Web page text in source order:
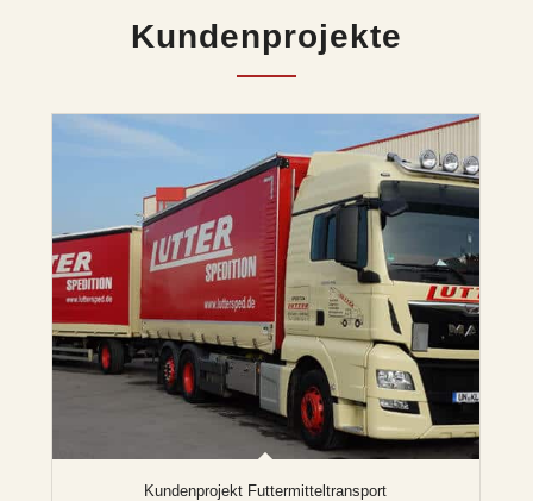
Kundenprojekte
Kundenprojekt Futtermitteltransport